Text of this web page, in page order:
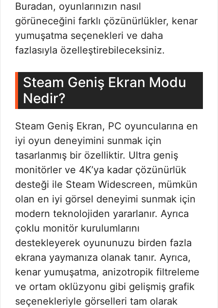
Buradan, oyunlarınızın nasıl
görüneceğini farklı çözünürlükler, kenar
yumuşatma seçenekleri ve daha
fazlasıyla özelleştirebileceksiniz.
Steam Geniş Ekran Modu
Nedir?
Steam Geniş Ekran, PC oyuncularına en
iyi oyun deneyimini sunmak için
tasarlanmış bir özelliktir. Ultra geniş
monitörler ve 4K’ya kadar çözünürlük
desteği ile Steam Widescreen, mümkün
olan en iyi görsel deneyimi sunmak için
modern teknolojiden yararlanır. Ayrıca
çoklu monitör kurulumlarını
destekleyerek oyununuzu birden fazla
ekrana yaymanıza olanak tanır. Ayrıca,
kenar yumuşatma, anizotropik filtreleme
ve ortam oklüzyonu gibi gelişmiş grafik
seçenekleriyle görselleri tam olarak